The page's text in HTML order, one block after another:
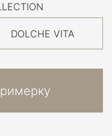
DOLCHE VITA